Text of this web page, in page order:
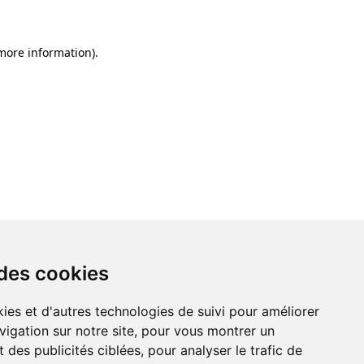
cookies
et d'autres technologies de suivi pour améliorer
sur notre site, pour vous montrer un
des publicités ciblées, pour analyser le trafic de
information).